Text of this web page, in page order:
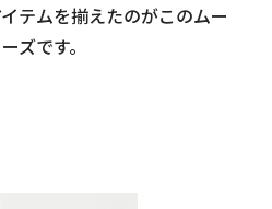
テムを揃えたのがこのムー
ズです。